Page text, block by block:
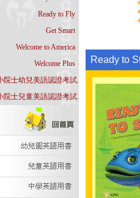
Ready to Fly
Get Smart
Welcome to America
Welcome Plus
院士幼兒美語認證考試.
院士兒童美語認證考試.
Ready to